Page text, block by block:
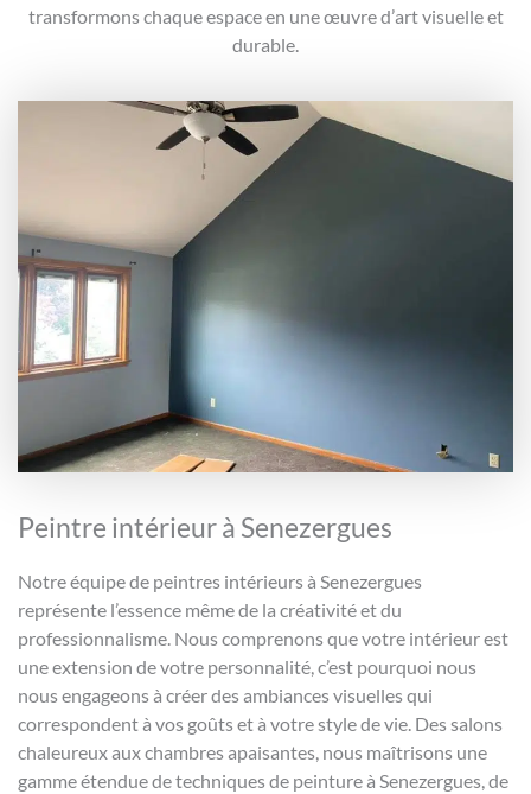
transformons chaque espace en une œuvre d’art visuelle et
durable.
Peintre intérieur à Senezergues
Notre équipe de peintres intérieurs à Senezergues
représente l’essence même de la créativité et du
professionnalisme. Nous comprenons que votre intérieur est
une extension de votre personnalité, c’est pourquoi nous
nous engageons à créer des ambiances visuelles qui
correspondent à vos goûts et à votre style de vie. Des salons
chaleureux aux chambres apaisantes, nous maîtrisons une
gamme étendue de techniques de peinture à Senezergues, de